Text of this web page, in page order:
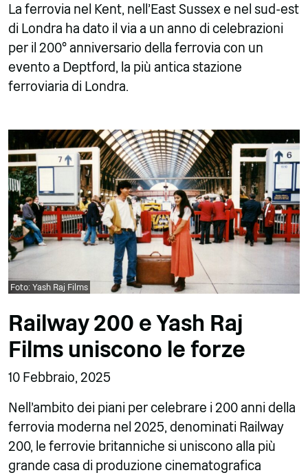
La ferrovia nel Kent, nell'East Sussex e nel sud-est
di Londra ha dato il via a un anno di celebrazioni
per il 200° anniversario della ferrovia con un
evento a Deptford, la più antica stazione
ferroviaria di Londra.
Foto: Yash Raj Films
Railway 200 e Yash Raj
Films uniscono le forze
10 Febbraio, 2025
Nell'ambito dei piani per celebrare i 200 anni della
ferrovia moderna nel 2025, denominati Railway
200, le ferrovie britanniche si uniscono alla più
grande casa di produzione cinematografica